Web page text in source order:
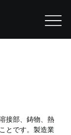
接部、鋳物、熱
とです。製造業